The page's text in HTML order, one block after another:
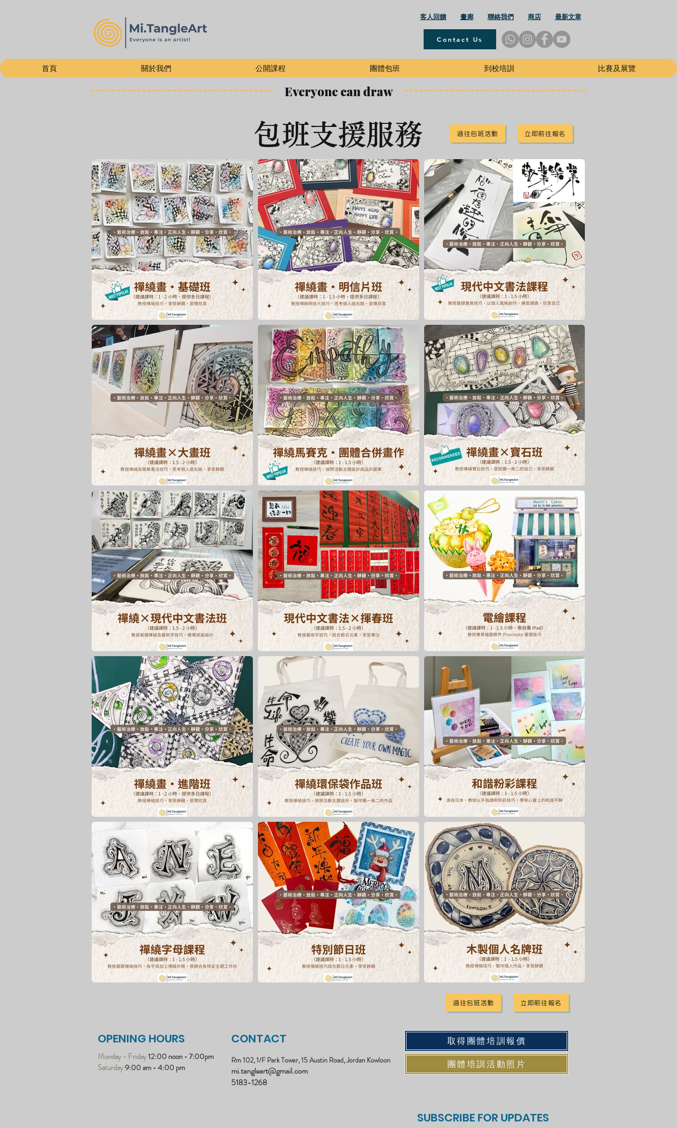
​客人回饋 畫廊 聯絡我們 商店 最新文章
Contact Us
首頁 關於我們 公開課程 團體包班 到校培訓 比賽及展覽
Everyone can draw
包班支援服務 過往包班活動 立即前往報名
過往包班活動 立即前往報名
OPENING HOURS
Monday - Friday12:00 noon - 7:00pm
Saturday9:00 am - 4:00 pm
CONTACT
Rm 102, 1/F Park Tower, 15 Austin Road, Jordan Kowloon
mi.tangleart@gmail.com
5183-1268
取得團體培訓報價
團體培訓活動照片
SUBSCRIBE FOR UPDATES